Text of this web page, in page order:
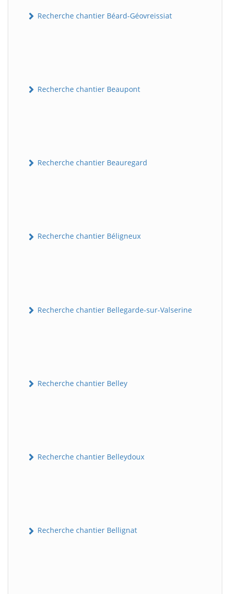
Recherche chantier Béard-Géovreissiat
Recherche chantier Beaupont
Recherche chantier Beauregard
Recherche chantier Béligneux
Recherche chantier Bellegarde-sur-Valserine
Recherche chantier Belley
Recherche chantier Belleydoux
Recherche chantier Bellignat